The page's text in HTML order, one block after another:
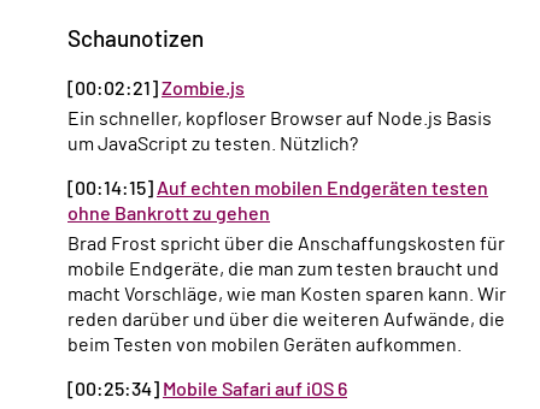
Schaunotizen
[00:02:21] Zombie.js
Ein schneller, kopfloser Browser auf Node.js Basis
um JavaScript zu testen. Nützlich?
[00:14:15] Auf echten mobilen Endgeräten testen
ohne Bankrott zu gehen
Brad Frost spricht über die Anschaffungskosten für
mobile Endgeräte, die man zum testen braucht und
macht Vorschläge, wie man Kosten sparen kann. Wir
reden darüber und über die weiteren Aufwände, die
beim Testen von mobilen Geräten aufkommen.
[00:25:34] Mobile Safari auf iOS 6